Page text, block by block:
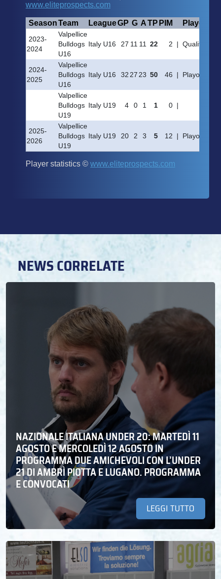
NEWS CORRELATE
NAZIONALE ITALIANA UNDER 20: MARTEDÌ 11
AGOSTO E MERCOLEDÌ 12 AGOSTO IN
PROGRAMMA DUE AMICHEVOLI CON L’UNDER
21 DI AMBRÌ PIOTTA E LUGANO. PROGRAMMA
E CONVOCATI
LEGGI TUTTO